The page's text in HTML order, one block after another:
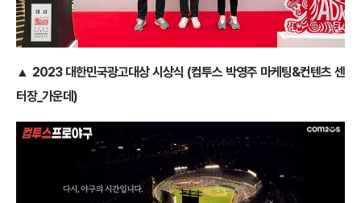
▲ 2023 대한민국광고대상 시상식 (컴투스 박영주 마케팅&컨텐츠 센
터장_가운데)